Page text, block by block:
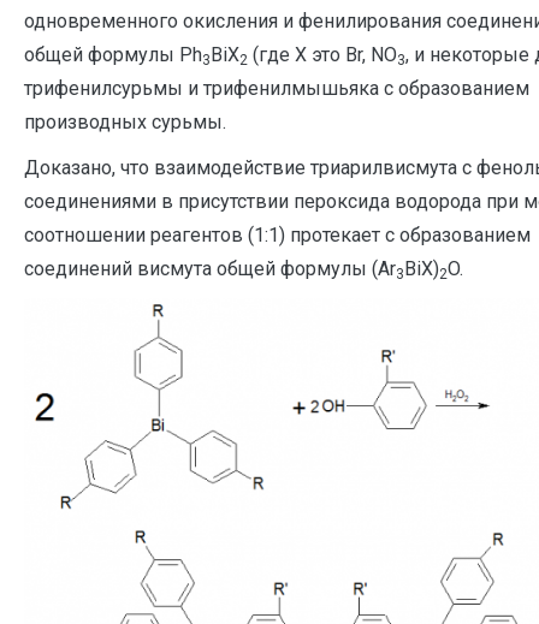
одновременного окисления и фенилирования
общей формулы Ph3BiX2 (где X это Br, NО3, и некоторые
трифенилсурьмы и трифенилмышьяка с образованием
производных сурьмы.
Доказано, что взаимодействие триарилвисмута с
соединениями в присутствии пероксида водорода при
соотношении реагентов (1:1) протекает с образованием
соединений висмута общей формулы (Ar3BiX)2O.